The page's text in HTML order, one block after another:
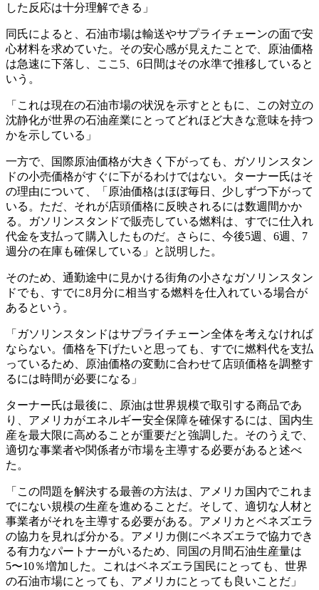
した反応は十分理解できる」
同氏によると、石油市場は輸送やサプライチェーンの面で安
心材料を求めていた。その安心感が見えたことで、原油価格
は急速に下落し、ここ5、6日間はその水準で推移していると
いう。
「これは現在の石油市場の状況を示すとともに、この対立の
沈静化が世界の石油産業にとってどれほど大きな意味を持つ
かを示している」
一方で、国際原油価格が大きく下がっても、ガソリンスタン
ドの小売価格がすぐに下がるわけではない。ターナー氏はそ
の理由について、「原油価格はほぼ毎日、少しずつ下がって
いる。ただ、それが店頭価格に反映されるには数週間かか
る。ガソリンスタンドで販売している燃料は、すでに仕入れ
代金を支払って購入したものだ。さらに、今後5週、6週、7
週分の在庫も確保している」と説明した。
そのため、通勤途中に見かける街角の小さなガソリンスタン
ドでも、すでに8月分に相当する燃料を仕入れている場合が
あるという。
「ガソリンスタンドはサプライチェーン全体を考えなければ
ならない。価格を下げたいと思っても、すでに燃料代を支払
っているため、原油価格の変動に合わせて店頭価格を調整す
るには時間が必要になる」
ターナー氏は最後に、原油は世界規模で取引する商品であ
り、アメリカがエネルギー安全保障を確保するには、国内生
産を最大限に高めることが重要だと強調した。そのうえで、
適切な事業者や関係者が市場を主導する必要があると述べ
た。
「この問題を解決する最善の方法は、アメリカ国内でこれま
でにない規模の生産を進めることだ。そして、適切な人材と
事業者がそれを主導する必要がある。アメリカとベネズエラ
の協力を見れば分かる。アメリカ側にベネズエラで協力でき
る有力なパートナーがいるため、同国の月間石油生産量は
5〜10％増加した。これはベネズエラ国民にとっても、世界
の石油市場にとっても、アメリカにとっても良いことだ」